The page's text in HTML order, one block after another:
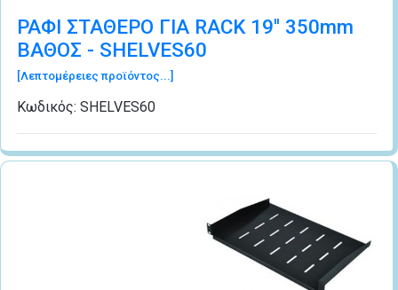
ΡΑΦΙ ΣΤΑΘΕΡΟ ΓΙΑ RACK 19'' 350mm
ΒΑΘΟΣ - SHELVES60
[Λεπτομέρειες προϊόντος...]
Κωδικός: SHELVES60